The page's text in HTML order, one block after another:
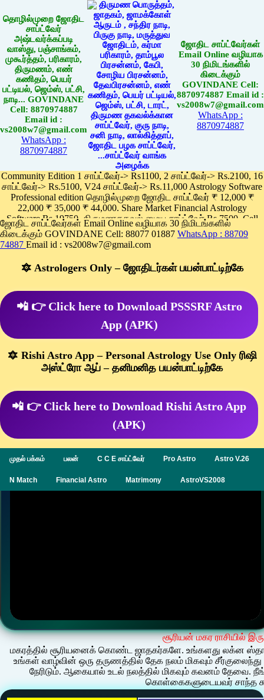
தொழில்முறை ஜோதிட
சாப்ட்வேர்
அஷ்டவர்க்கப்படி
வாஸ்து, பஞ்சாங்கம்,
முகூர்த்தம், பரிகாரம்,
திருமணம், எண்
கணிதம், பெயர்
பட்டியல், ஜெம்ஸ், பட்சி,
நாடி... GOVINDANE
Cell: 8870974887
Email id :
vs2008w7@gmail.com
WhatsApp :
8870974887
ஜோதிட சாப்ட்வேர்கள்
Email Online வழியாக
30 நிமிடங்களில்
கிடைக்கும்
GOVINDANE Cell:
8870974887 Email id :
vs2008w7@gmail.com
WhatsApp :
8870974887
Community Edition 1 சாப்ட்வேர்-> Rs1100, 2 சாப்ட்வேர்-> Rs.2100, 16
சாப்ட்வேர்-> Rs.5100, V24 சாப்ட்வேர்-> Rs.11,000 Astrology Software
Professional edition தொழில்முறை ஜோதிட சாப்ட்வேர் ₹ 12,000 ₹
22,000 ₹ 35,000 ₹ 44,000. Share Market Financial Astrology
Software Rs.19750, திருமணதகவல் மைய சாப்ட்வேர் Rs.7500, Cell
Phone App Rs. 1100
Pay online
ஜோதிட சாப்ட்வேர்கள் Email Online வழியாக 30 நிமிடங்களில்
கிடைக்கும் GOVINDANE Cell: 88077 01887 WhatsApp : 88709
74887 Email id : vs2008w7@gmail.com
🔯 Astrologers Only – ஜோதிடர்கள் பயன்பாட்டிற்கே
📲 👉 Click here to Download PSSSRF Astro
App (APK)
🔯 Rishi Astro App – Personal Astrology Use Only ரிஷி
அஸ்ட்ரோ ஆப் – தனிமனித பயன்பாட்டிற்கே
📲 👉 Click here to Download Rishi Astro App
(APK)
முதல் பக்கம் பலன் C C E சாப்ட்வேர் Pro Astro Astro V.26
N Match Financial Astro Matrimony AstroVS2008
சூரியன் மகர ராசியில்
மகரத்தில் சூரியனைக் கொண்ட ஜாதகர்களே. உங்களது லக்ன
உங்கள் வாழ்வின் ஒரு தருணத்தில் தேக நலம் மிகவும்
நேரிடும். ஆகையால் உடல் நலத்தில் மிகவும் கவனம்
கொள்கைகளுடையவர் சாந்த